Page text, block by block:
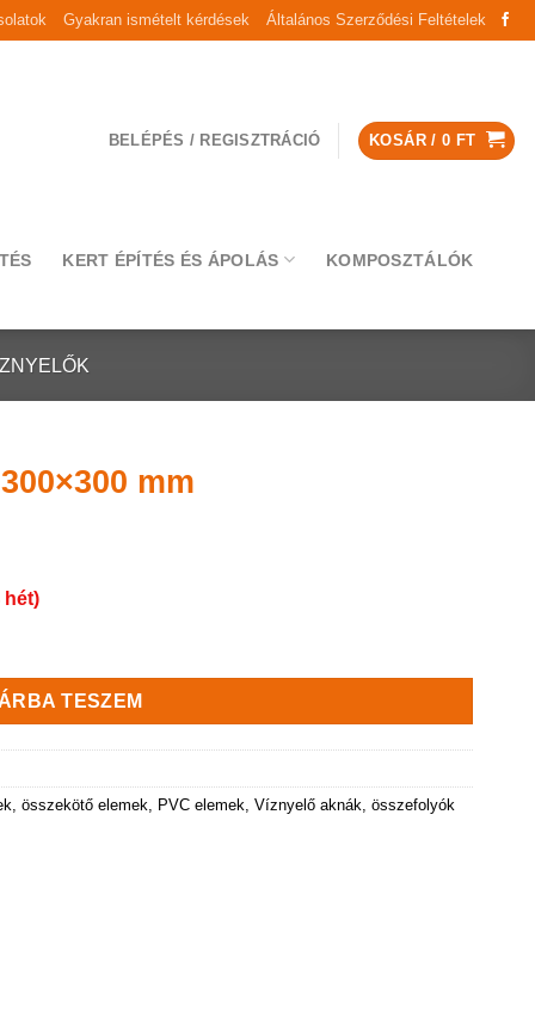
Gyakran ismételt kérdések Általános Szerződési Feltételek
BELÉPÉS / REGISZTRÁCIÓ KOSÁR /0 FT
KERT ÉPÍTÉS ÉS ÁPOLÁS KOMPOSZTÁLÓK
mm
hét)
TESZEM
összekötő elemek, PVC elemek ,Víznyelő aknák, összefolyók